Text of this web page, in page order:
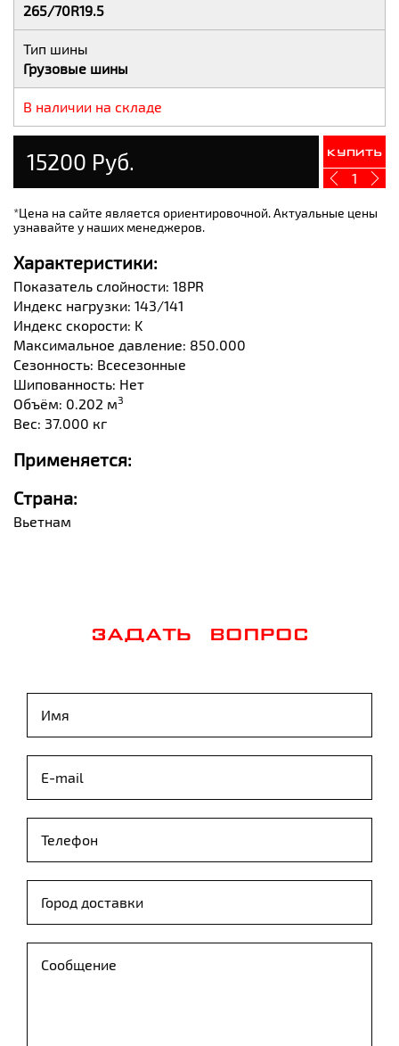
265/70R19.5
Тип шины
Грузовые шины
В наличии на складе
15200 Руб. Купить
1
*Цена на сайте является ориентировочной. Актуальные цены
узнавайте у наших менеджеров.
Характеристики:
Показатель слойности: 18PR
Индекс нагрузки: 143/141
Индекс скорости: K
Максимальное давление: 850.000
Сезонность: Всесезонные
Шипованность: Нет
Объём: 0.202 м3
Вес: 37.000 кг
Применяется:
Страна:
Вьетнам
ЗАДАТЬ ВОПРОС